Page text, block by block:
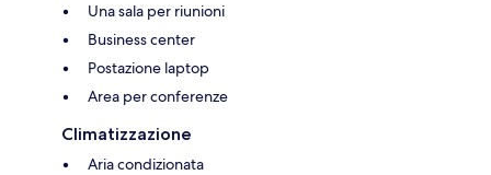
Una sala per riunioni
Business center
Postazione laptop
Area per conferenze
Climatizzazione
Aria condizionata